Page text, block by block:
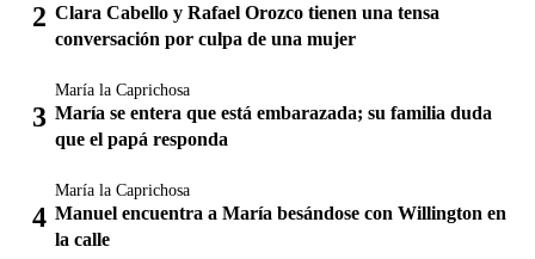
Clara Cabello y Rafael Orozco tienen una tensa
conversación por culpa de una mujer
María la Caprichosa
María se entera que está embarazada; su familia duda
que el papá responda
María la Caprichosa
Manuel encuentra a María besándose con Willington en
la calle